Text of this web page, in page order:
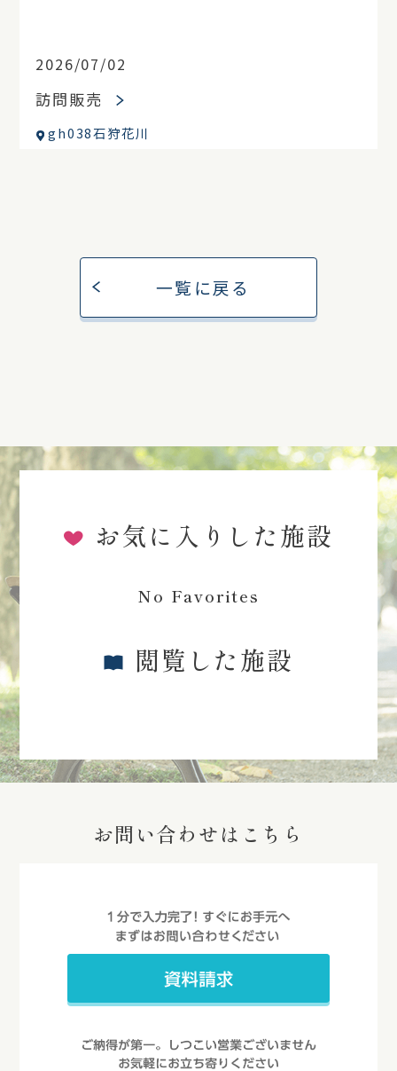
2026/07/02
訪問販売
gh038石狩花川
一覧に戻る
お気に入りした施設
No Favorites
閲覧した施設
お問い合わせはこちら